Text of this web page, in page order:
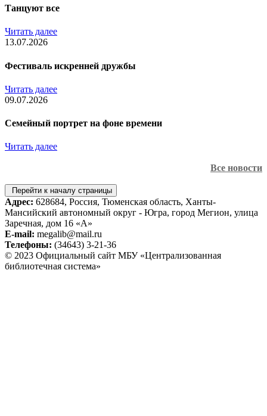
Танцуют все
Читать далее
13.07.2026
Фестиваль искренней дружбы
Читать далее
09.07.2026
Семейный портрет на фоне времени
Читать далее
Все новости
Перейти к началу страницы
Адрес: 628684, Россия, Тюменская область, Ханты-
Мансийский автономный округ - Югра, город Мегион, улица
Заречная, дом 16 «А»
E-mail: megalib@mail.ru
Телефоны: (34643) 3-21-36
© 2023 Официальный сайт МБУ «Централизованная
библиотечная система»